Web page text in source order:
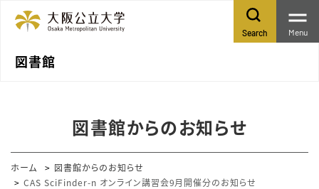
図書館
Search Menu
図書館からのお知らせ
ホーム
図書館からのお知らせ
CAS SciFinder-n オンライン講習会9月開催分のお知らせ